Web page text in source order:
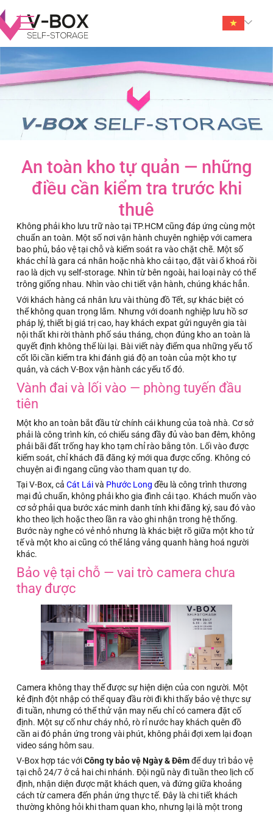
An toàn kho tự quản — những
điều cần kiểm tra trước khi
thuê
Không phải kho lưu trữ nào tại TP.HCM cũng đáp ứng cùng một
chuẩn an toàn. Một số nơi vận hành chuyên nghiệp với camera
bao phủ, bảo vệ tại chỗ và kiểm soát ra vào chặt chẽ. Một số
khác chỉ là gara cá nhân hoặc nhà kho cải tạo, đặt vài ổ khoá rồi
rao là dịch vụ self-storage. Nhìn từ bên ngoài, hai loại này có thể
trông giống nhau. Nhìn vào chi tiết vận hành, chúng khác hẳn.
Với khách hàng cá nhân lưu vài thùng đồ Tết, sự khác biệt có
thể không quan trọng lắm. Nhưng với doanh nghiệp lưu hồ sơ
pháp lý, thiết bị giá trị cao, hay khách expat gửi nguyên gia tài
nội thất khi rời thành phố sáu tháng, chọn đúng kho an toàn là
quyết định không thể lùi lại. Bài viết này điểm qua những yếu tố
cốt lõi cần kiểm tra khi đánh giá độ an toàn của một kho tự
quản, và cách V-Box vận hành các yếu tố đó.
Vành đai và lối vào — phòng tuyến đầu
tiên
Một kho an toàn bắt đầu từ chính cái khung của toà nhà. Cơ sở
phải là công trình kín, có chiếu sáng đầy đủ vào ban đêm, không
phải bãi đất trống hay kho tạm chỉ rào bằng tôn. Lối vào được
kiểm soát, chỉ khách đã đăng ký mới qua được cổng. Không có
chuyện ai đi ngang cũng vào tham quan tự do.
Tại V-Box, cả Cát Láivà Phước Long đều là công trình thương
mại đủ chuẩn, không phải kho gia đình cải tạo. Khách muốn vào
cơ sở phải qua bước xác minh danh tính khi đăng ký, sau đó vào
kho theo lịch hoặc theo lần ra vào ghi nhận trong hệ thống.
Bước này nghe có vẻ nhỏ nhưng là khác biệt rõ giữa một kho tử
tế và một kho ai cũng có thể lảng vảng quanh hàng hoá người
khác.
Bảo vệ tại chỗ — vai trò camera chưa
thay được
Camera không thay thế được sự hiện diện của con người. Một
kẻ định đột nhập có thể quay đầu rời đi khi thấy bảo vệ thực sự
đi tuần, nhưng có thể thử vận may nếu chỉ có camera đặt cố
định. Một sự cố như cháy nhỏ, rò rỉ nước hay khách quên đồ
cần ai đó phản ứng trong vài phút, không phải đợi xem lại đoạn
video sáng hôm sau.
V-Box hợp tác vớiCông ty bảo vệ Ngày & Đêmđể duy trì bảo vệ
tại chỗ 24/7 ở cả hai chi nhánh. Đội ngũ này đi tuần theo lịch cố
định, nhận diện được mặt khách quen, và đứng giữa khoảng
cách từ camera đến phản ứng thực tế. Đây là chi tiết khách
thường không hỏi khi tham quan kho, nhưng lại là một trong